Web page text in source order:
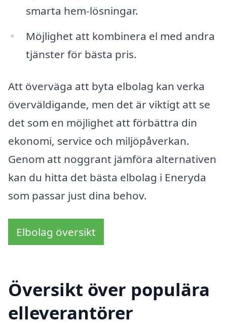
smarta hem-lösningar.
Möjlighet att kombinera el med andra
tjänster för bästa pris.
Att överväga att byta elbolag kan verka
överväldigande, men det är viktigt att se
det som en möjlighet att förbättra din
ekonomi, service och miljöpåverkan.
Genom att noggrant jämföra alternativen
kan du hitta det bästa elbolag i Eneryda
som passar just dina behov.
Elbolag översikt
Översikt över populära
elleverantörer